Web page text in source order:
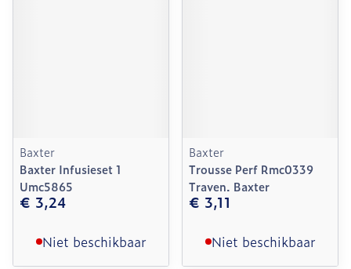
Baxter
Baxter Infusieset 1
Umc5865
€ 3,24
Niet beschikbaar
Baxter
Trousse Perf Rmc0339
Traven. Baxter
€ 3,11
Niet beschikbaar